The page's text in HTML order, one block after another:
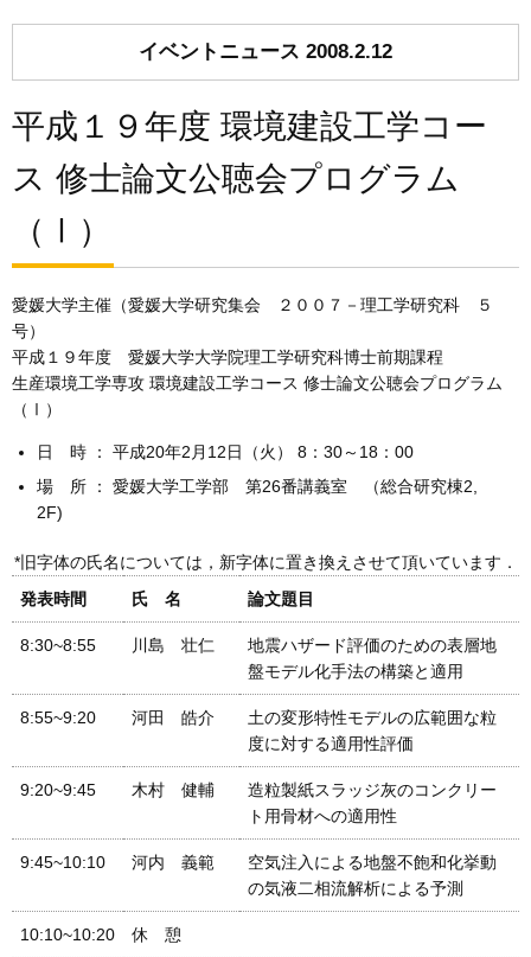
イベントニュース 2008.2.12
平成１９年度 環境建設工学コー
ス 修士論文公聴会プログラム
（Ⅰ）
愛媛大学主催（愛媛大学研究集会 ２００７－理工学研究科 ５
号）
平成１９年度 愛媛大学大学院理工学研究科博士前期課程
生産環境工学専攻 環境建設工学コース 修士論文公聴会プログラム
（Ⅰ）
日 時 ： 平成20年2月12日（火） 8：30～18：00
場 所 ： 愛媛大学工学部 第26番講義室 （総合研究棟2,
2F)
*旧字体の氏名については，新字体に置き換えさせて頂いています．
発表時間
氏 名 論文題目
8:30~8:55 川島 壮仁
地震ハザード評価のための表層地
盤モデル化手法の構築と適用
8:55~9:20 河田 皓介
土の変形特性モデルの広範囲な粒
度に対する適用性評価
9:20~9:45 木村 健輔
造粒製紙スラッジ灰のコンクリー
ト用骨材への適用性
9:45~10:10 河内 義範
空気注入による地盤不飽和化挙動
の気液二相流解析による予測
10:10~10:20 休 憩